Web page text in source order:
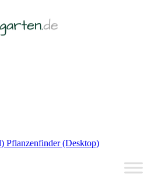
Pflanzenfinder (Desktop)